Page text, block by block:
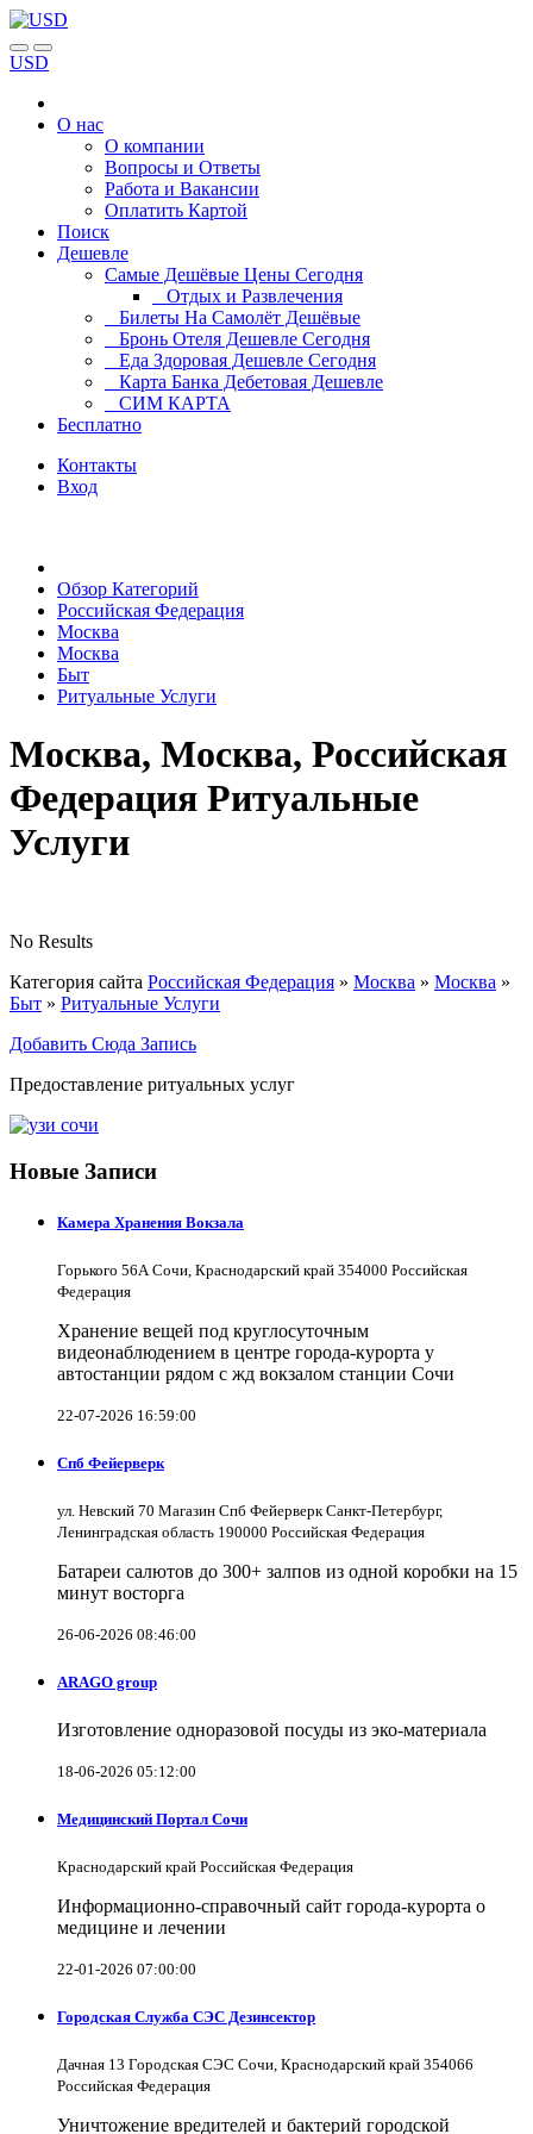
USD
О нас
О компании
Вопросы и Ответы
Работа и Вакансии
Оплатить Картой
Поиск
Дешевле
Самые Дешёвые Цены Сегодня
Отдых и Развлечения
Билеты На Самолёт Дешёвые
Бронь Отеля Дешевле Сегодня
Еда Здоровая Дешевле Сегодня
Карта Банка Дебетовая Дешевле
СИМ КАРТА
Бесплатно
Контакты
Вход
Обзор Категорий
Российская Федерация
Москва
Москва
Быт
Ритуальные Услуги
Москва, Москва, Российская
Федерация Ритуальные
Услуги
No Results
Категория сайта Российская Федерация » Москва » Москва »
Быт » Ритуальные Услуги
Добавить Сюда Запись
Предоставление ритуальных услуг
Новые Записи
Камера Хранения Вокзала
Горького 56А Сочи, Краснодарский край 354000 Российская
Федерация
Хранение вещей под круглосуточным
видеонаблюдением в центре города-курорта у
автостанции рядом с жд вокзалом станции Сочи
22-07-2026 16:59:00
Спб Фейерверк
ул. Невский 70 Магазин Спб Фейерверк Санкт-Петербург,
Ленинградская область 190000 Российская Федерация
Батареи салютов до 300+ залпов из одной коробки на 15
минут восторга
26-06-2026 08:46:00
ARAGO group
Изготовление одноразовой посуды из эко-материала
18-06-2026 05:12:00
Медицинский Портал Сочи
Краснодарский край Российская Федерация
Информационно-справочный сайт города-курорта о
медицине и лечении
22-01-2026 07:00:00
Городская Служба СЭС Дезинсектор
Дачная 13 Городская СЭС Сочи, Краснодарский край 354066
Российская Федерация
Уничтожение вредителей и бактерий городской